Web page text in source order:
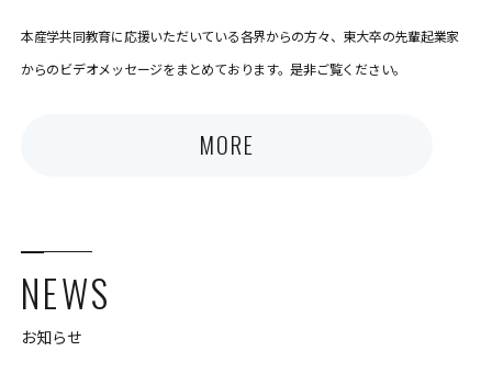
本産学共同教育に応援いただいている各界からの方々、東大卒の先輩起業家
からのビデオメッセージをまとめております。是非ご覧ください。
MORE
NEWS
お知らせ